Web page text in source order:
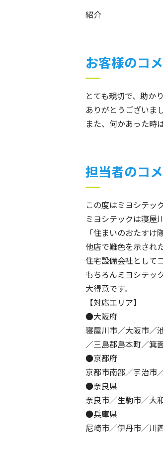
紹介
お客様のコ
とても親切で、助か
ありがとうございま
また、何かあった時
担当者のコ
この度はミヨシテッ
ミヨシテックは寝屋
「住まいのおたす
他店で難色を示され
住宅設備会社として
もちろんミヨシテッ
大得意です。
【対応エリア】
●大阪府
寝屋川市／大阪市／
／三島郡島本町／箕
●京都府
京都市南部／宇治市
●奈良県
奈良市／生駒市／大
●兵庫県
尼崎市／伊丹市／川